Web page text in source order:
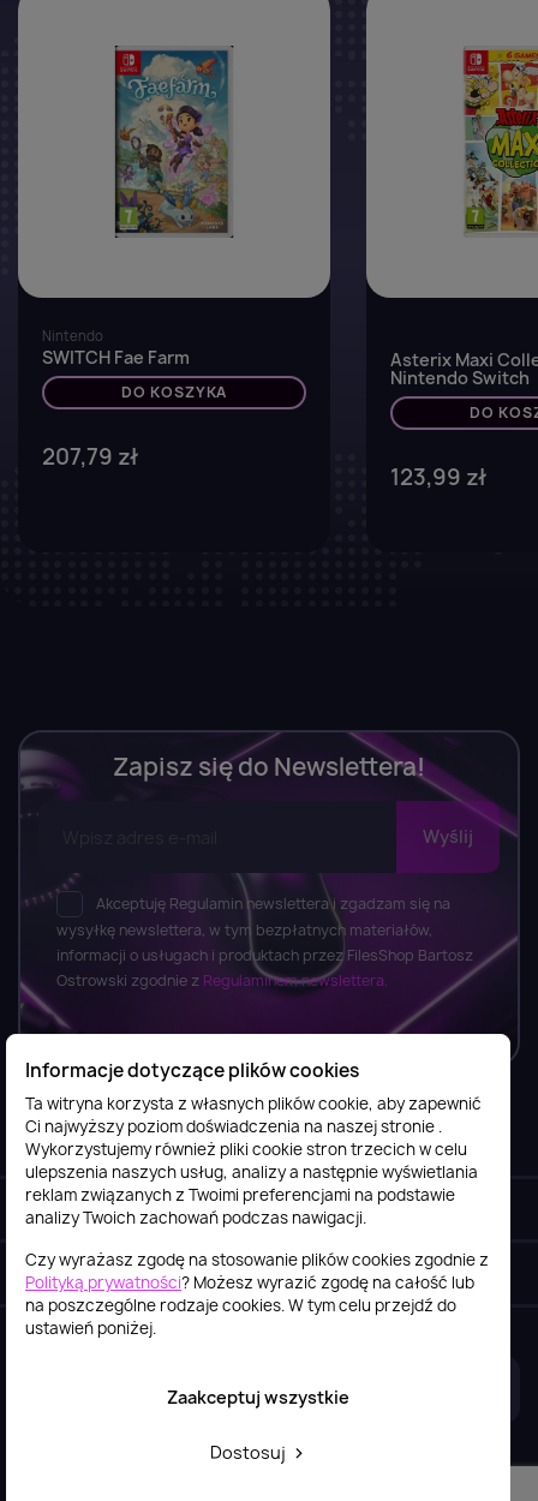
Nintendo
SWITCH Fae Farm
DO KOSZYKA
207,79 zł
Asterix Maxi
Nintendo Switch
DO
123,99 zł
Zapisz się do Newslettera!
Akceptuję Regulamin newslettera i zgadzam się na
wysyłkę newslettera, w tym bezpłatnych materiałów,
informacji o usługach i produktach przez FilesShop Bartosz
Ostrowski zgodnie z Regulaminem newslettera.
Informacje
Obsługa klienta
Szybki kontakt keyboard_arrow_down
Informacje dotyczące plików cookies
Ta witryna korzysta z własnych plików cookie, aby zapewnić
Ci najwyższy poziom doświadczenia na naszej stronie .
Wykorzystujemy również pliki cookie stron trzecich w celu
ulepszenia naszych usług, analizy a następnie wyświetlania
reklam związanych z Twoimi preferencjami na podstawie
analizy Twoich zachowań podczas nawigacji.
Czy wyrażasz zgodę na stosowanie plików cookies zgodnie z
Polityką prywatności? Możesz wyrazić zgodę na całość lub
na poszczególne rodzaje cookies. W tym celu przejdź do
ustawień poniżej.
Dostosuj
Zaakceptuj wszystkie
2026© itstore.com.pl Projekt i realizacja: